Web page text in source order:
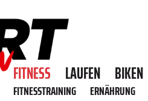
FITNESS LAUFEN BIKEN
FITNESSTRAINING ERNÄHRUNG